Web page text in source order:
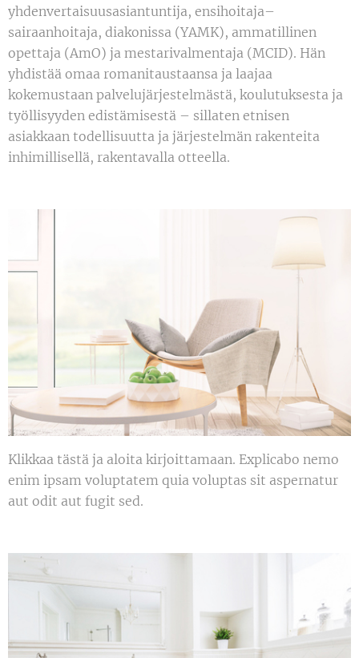
yhdenvertaisuusasiantuntija, ensihoitaja–
sairaanhoitaja, diakonissa (YAMK), ammatillinen
opettaja (AmO) ja mestarivalmentaja (MCID). Hän
yhdistää omaa romanitaustaansa ja laajaa
kokemustaan palvelujärjestelmästä, koulutuksesta ja
työllisyyden edistämisestä – sillaten etnisen
asiakkaan todellisuutta ja järjestelmän rakenteita
inhimillisellä, rakentavalla otteella.
Klikkaa tästä ja aloita kirjoittamaan. Explicabo nemo
enim ipsam voluptatem quia voluptas sit aspernatur
aut odit aut fugit sed.